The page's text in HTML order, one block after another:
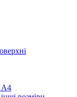
А4